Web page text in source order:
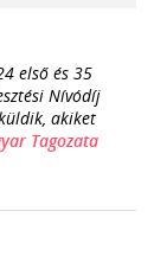
első és 35
Nívódíj
akiket
Tagozata